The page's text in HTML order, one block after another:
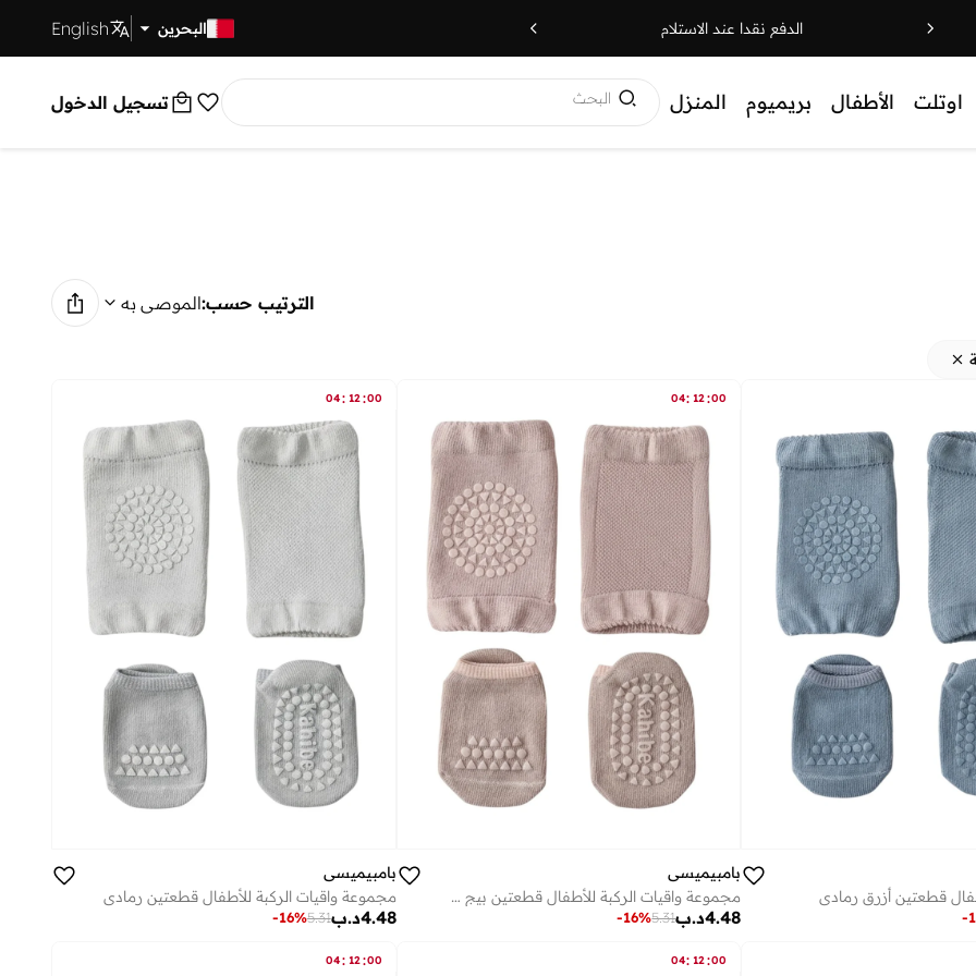
الدفع نقدا عند الاستلام البحرين English
اوتلت الأطفال بريميوم المنزل البحث تسجيل الدخول
الترتيب حسب:الموصى به
قطعتين أزرق رمادي
-
04: 12 :00
بامبيميسي
مجموعة واقيات الركبة للأطفال قطعتين بيج داكن
د.ب4.48
5.31
-16%
04: 12 :00
بامبيميسي
مجموعة واقيات الركبة للأطفال قطعتين رمادي
د.ب4.48
5.31
-16%
04: 12 :00
04: 12 :00